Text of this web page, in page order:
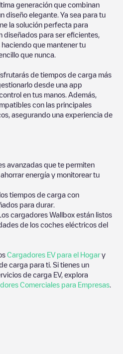
generación que combinan
diseño elegante. Ya sea para tu
la solución perfecta para
para ser eficientes,
que mantener tu
que nunca.
de tiempos de carga más
desde una app
en tus manos. Además,
con las principales
asegurando una experiencia de
avanzadas que te permiten
energía y monitorear tu
tiempos de carga con
para durar.
cargadores Wallbox están listos
de los coches eléctricos del
Cargadores EV para el Hogary
carga para ti. Si tienes un
de carga EV, explora
Comerciales para Empresas